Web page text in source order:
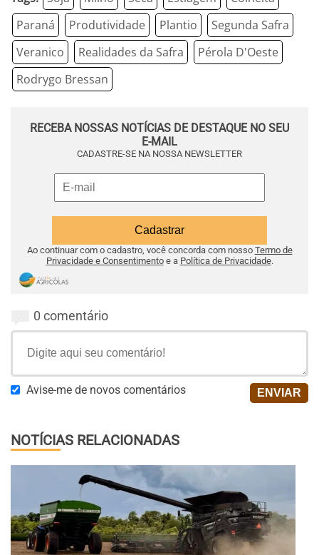
Paraná
Produtividade Plantio
Segunda Safra
Veranico
Realidades da Safra
Pérola D'Oeste
Rodrygo Bressan
RECEBA NOSSAS NOTÍCIAS DE DESTAQUE NO SEU
E-MAIL
CADASTRE-SE NA NOSSA NEWSLETTER
Ao continuar com o cadastro, você concorda com nosso Termo de
Privacidade e Consentimentoe a Política de Privacidade.
0 comentário
Avise-me de novos comentários
NOTÍCIAS RELACIONADAS